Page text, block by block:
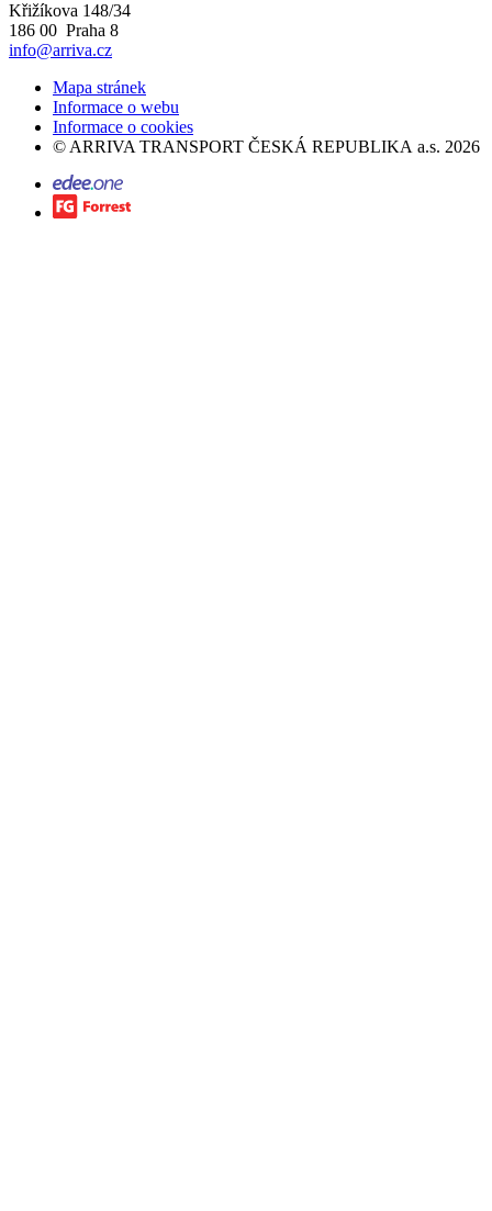
Křižíkova 148/34
186 00 Praha 8
info@arriva.cz
Mapa stránek
Informace o webu
Informace o cookies
© ARRIVA TRANSPORT ČESKÁ REPUBLIKA a.s. 2026